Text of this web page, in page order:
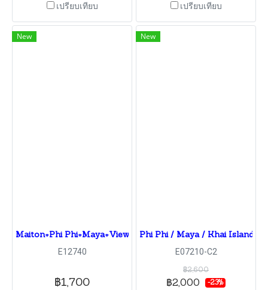
เปรียบเทียบ เปรียบเทียบ
New
Maiton+Phi Phi+Maya+View point +Khai by speed Boat
E12740
฿1,700
New
Phi Phi / Maya / Khai Island
E07210-C2
฿2,600
฿2,000 -23%